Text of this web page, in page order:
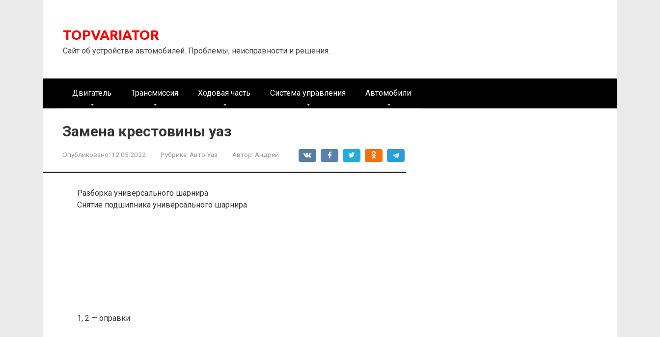
TOPVARIATOR
Сайт об устройстве автомобилей. Проблемы, неисправности и решения.
Двигатель Трансмиссия Ходовая часть Система управления Автомобили
Замена крестовины уаз
Опубликовано: 12.05.2022 Рубрика: Авто Уаз Автор: Андрей
Разборка универсального шарнира
Снятие подшипника универсального шарнира
1, 2 — оправки